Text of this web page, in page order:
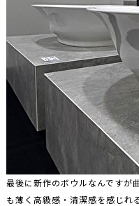
最後に新作のボウルなんですが
も薄く高級感・清潔感を感じ